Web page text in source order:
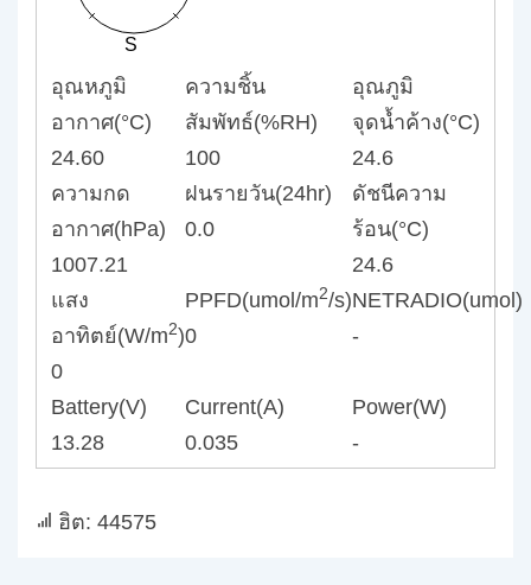
อุณหภูมิ
อากาศ(°C)
24.60
ความชิ้น
สัมพัทธ์(%RH)
100
อุณภูมิ
จุดน้ำค้าง(°C)
24.6
ความกด
อากาศ(hPa)
1007.21
ฝนรายวัน(24hr)
0.0
ดัชนีความ
ร้อน(°C)
24.6
แสง
อาทิตย์(W/m2)
0
PPFD(umol/m2/s)
0
NETRADIO(umol)
-
Battery(V)
13.28
Current(A)
0.035
Power(W)
-
ฮิต: 44575